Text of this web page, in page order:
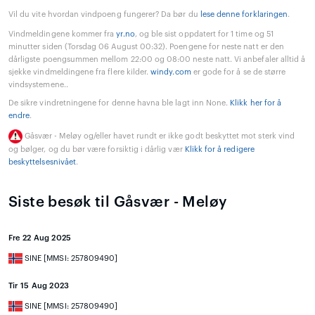
Vil du vite hvordan vindpoeng fungerer? Da bør du lese denne forklaringen.
Vindmeldingene kommer frayr.no, og ble sist oppdatert for 1 time og 51
minutter siden (Torsdag 06 August 00:32). Poengene for neste natt er den
dårligste poengsummen mellom 22:00 og 08:00 neste natt. Vi anbefaler alltid å
sjekke vindmeldingene fra flere kilder.windy.comer gode for å se de større
vindsystemene..
De sikre vindretningene for denne havna ble lagt inn None. Klikk her for å
endre.
Gåsvær - Meløy og/eller havet rundt er ikke godt beskyttet mot sterk vind
og bølger, og du bør være forsiktig i dårlig vær Klikk for å redigere
beskyttelsesnivået.
Siste besøk til Gåsvær - Meløy
Fre 22 Aug 2025
SINE [MMSI: 257809490]
Tir 15 Aug 2023
SINE [MMSI: 257809490]